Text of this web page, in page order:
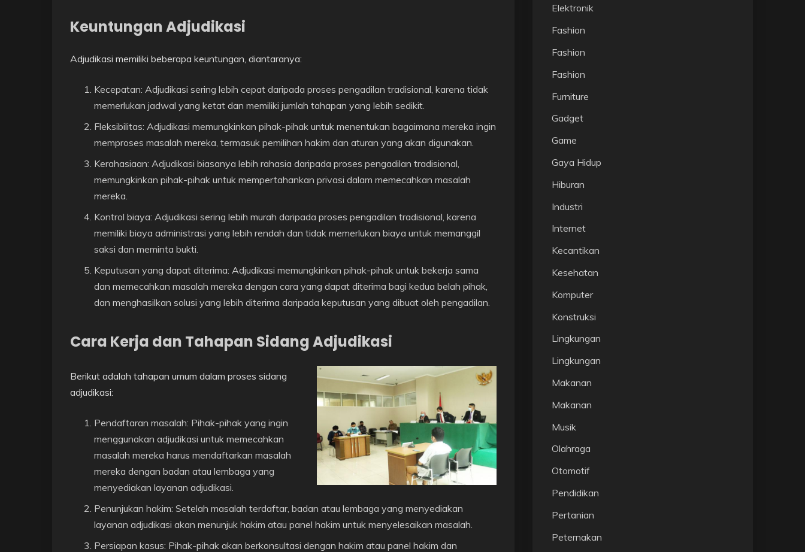
Keuntungan Adjudikasi
Adjudikasi memiliki beberapa keuntungan, diantaranya:
Kecepatan: Adjudikasi sering lebih cepat daripada proses pengadilan tradisional, karena tidak
memerlukan jadwal yang ketat dan memiliki jumlah tahapan yang lebih sedikit.
Fleksibilitas: Adjudikasi memungkinkan pihak-pihak untuk menentukan bagaimana mereka ingin
memproses masalah mereka, termasuk pemilihan hakim dan aturan yang akan digunakan.
Kerahasiaan: Adjudikasi biasanya lebih rahasia daripada proses pengadilan tradisional,
memungkinkan pihak-pihak untuk mempertahankan privasi dalam memecahkan masalah
mereka.
Kontrol biaya: Adjudikasi sering lebih murah daripada proses pengadilan tradisional, karena
memiliki biaya administrasi yang lebih rendah dan tidak memerlukan biaya untuk memanggil
saksi dan meminta bukti.
Keputusan yang dapat diterima: Adjudikasi memungkinkan pihak-pihak untuk bekerja sama
dan memecahkan masalah mereka dengan cara yang dapat diterima bagi kedua belah pihak,
dan menghasilkan solusi yang lebih diterima daripada keputusan yang dibuat oleh pengadilan.
Cara Kerja dan Tahapan Sidang Adjudikasi
Berikut adalah tahapan umum dalam proses sidang
adjudikasi:
Pendaftaran masalah: Pihak-pihak yang ingin
menggunakan adjudikasi untuk memecahkan
masalah mereka harus mendaftarkan masalah
mereka dengan badan atau lembaga yang
menyediakan layanan adjudikasi.
Penunjukan hakim: Setelah masalah terdaftar, badan atau lembaga yang menyediakan
layanan adjudikasi akan menunjuk hakim atau panel hakim untuk menyelesaikan masalah.
Persiapan kasus: Pihak-pihak akan berkonsultasi dengan hakim atau panel hakim dan
Elektronik
Fashion
Fashion
Fashion
Furniture
Gadget
Game
Gaya Hidup
Hiburan
Industri
Internet
Kecantikan
Kesehatan
Komputer
Konstruksi
Lingkungan
Lingkungan
Makanan
Makanan
Musik
Olahraga
Otomotif
Pendidikan
Pertanian
Peternakan